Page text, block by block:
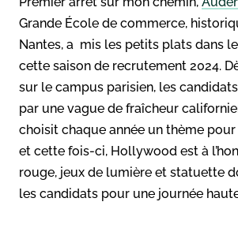
Grande École de commerce,
Nantes, a mis les petits plats dans
cette saison de recrutement 2024.
sur le campus parisien, les
par une vague de fraîcheur
choisit chaque année un thème
et cette fois-ci, Hollywood est à
rouge, jeux de lumière et statuette
les candidats pour une journée